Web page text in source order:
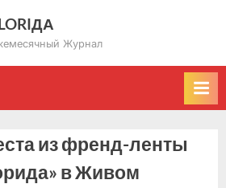
Журнал
из френд-ленты
в Живом